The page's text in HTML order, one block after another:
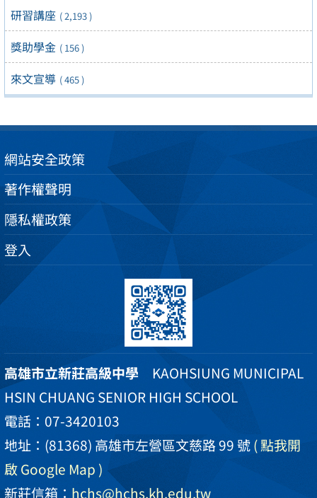
研習講座 ( 2,193 )
獎助學金 ( 156 )
來文宣導 ( 465 )
網站安全政策
著作權聲明
隱私權政策
登入
高雄市立新莊高級中學 KAOHSIUNG MUNICIPAL
HSIN CHUANG SENIOR HIGH SCHOOL
電話：07-3420103
地址：(81368) 高雄市左營區文慈路 99 號( 點我開
啟 Google Map )
新莊信箱： hchs@hchs.kh.edu.tw